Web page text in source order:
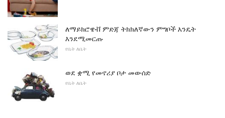
ለማይክሮዌቭ ምድጃ ትክክለኛውን ምግቦች እንዴት
እንደሚመርጡ
የቤት ለቤት
ወደ ቋሚ የመኖሪያ ቦታ መውሰድ
የቤት ለቤት